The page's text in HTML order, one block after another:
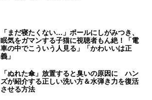
「まだ寝たくない…」ポールにしがみつき、
眠気をガマンする子猫に視聴者もん絶！「電
車の中でこういう人見る」「かわいいは正
義」
「ぬれた傘」放置すると臭いの原因に ハン
ズが紹介する正しい洗い方＆水弾き力を復活
させる方法